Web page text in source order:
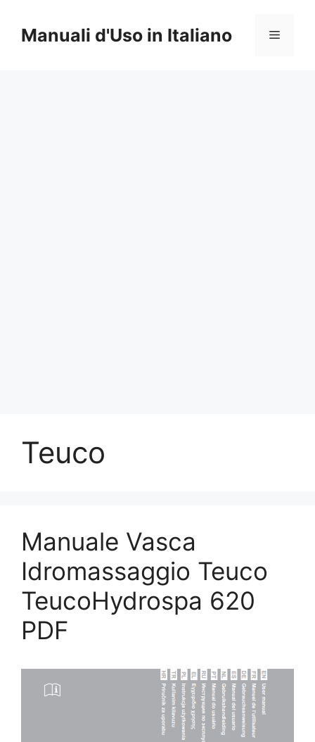
contenuto
Manuali d'Uso in Italiano Menu
Teuco
Manuale Vasca
Idromassaggio Teuco
TeucoHydrospa 620
PDF